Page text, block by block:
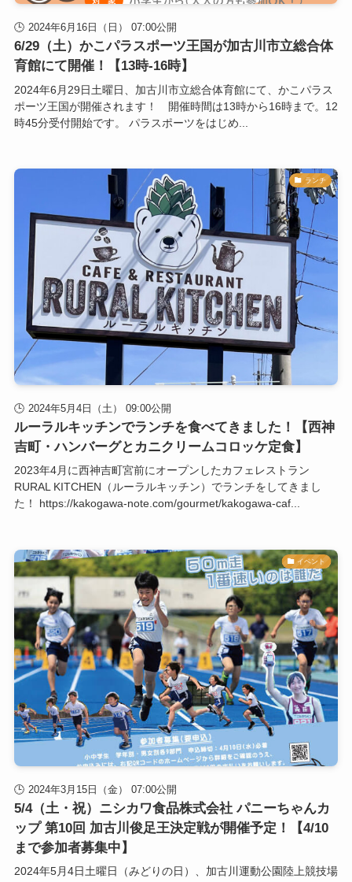
2024年6月16日（日） 07:00公開
6/29（土）かこパラスポーツ王国が加古川市立総合体
育館にて開催！【13時-16時】
2024年6月29日土曜日、加古川市立総合体育館にて、かこパラス
ポーツ王国が開催されます！ 開催時間は13時から16時まで。12
時45分受付開始です。 パラスポーツをはじめ...
ランチ
2024年5月4日（土） 09:00公開
ルーラルキッチンでランチを食べてきました！【西神
吉町・ハンバーグとカニクリームコロッケ定食】
2023年4月に西神吉町宮前にオープンしたカフェレストラン
RURAL KITCHEN（ルーラルキッチン）でランチをしてきまし
た！ https://kakogawa-note.com/gourmet/kakogawa-caf...
イベント
2024年3月15日（金） 07:00公開
5/4（土・祝）ニシカワ食品株式会社 パニーちゃんカ
ップ 第10回 加古川俊足王決定戦が開催予定！【4/10
まで参加者募集中】
2024年5月4日土曜日（みどりの日）、加古川運動公園陸上競技場